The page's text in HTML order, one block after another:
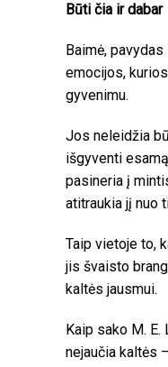
Būti čia ir dabar
Baimė,
emocijos,
gyvenimu.
Jos neleidžia
išgyventi
pasineria į
atitraukia jį nuo
Taip vietoje to,
jis švaisto
kaltės jausmui.
Kaip sako M.
nejaučia kaltės